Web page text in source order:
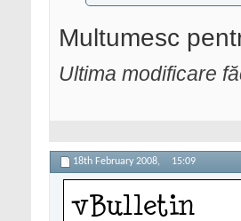
Multumesc
Ultima modificare
18th February 2008, 15:09